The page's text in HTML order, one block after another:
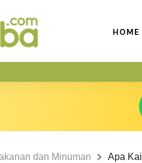
HOME
dan Minuman